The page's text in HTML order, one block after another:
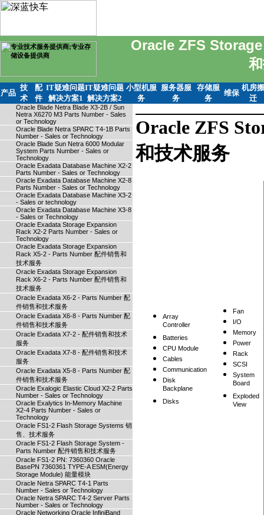
Oracle ZFS
产品
技
术
配
件
IT疑难问题
解决方案1
IT疑难问题
解决方案2
小型机服
务
服务器服
务
存储服
务
维保
机房搬
迁
Oracle Blade Netra Blade X3-2B / Sun
Netra X6270 M3 Parts Number - Sales
or Technology
Oracle Blade Netra SPARC T4-1B Parts
Number - Sales or Technology
Oracle Blade Sun Netra 6000 Modular
System Parts Number - Sales or
Technology
Oracle Exadata Database Machine X2-2
Parts Number - Sales or Technology
Oracle Exadata Database Machine X2-8
Parts Number - Sales or Technology
Oracle Exadata Database Machine X3-2
- Sales or technology
Oracle Exadata Database Machine X3-8
- Sales or Technology
Oracle Exadata Storage Expansion
Rack X2-2 Parts Number - Sales or
Technology
Oracle Exadata Storage Expansion
Rack X5-2 - Parts Number 配件销售和
技术服务
Oracle Exadata Storage Expansion
Rack X6-2 - Parts Number 配件销售和
技术服务
Oracle Exadata X6-2 - Parts Number 配
件销售和技术服务
Oracle Exadata X6-8 - Parts Number 配
件销售和技术服务
Oracle Exadata X7-2 - 配件销售和技术
服务
Oracle Exadata X7-8 - 配件销售和技术
服务
Oracle Exadata X5-8 - Parts Number 配
件销售和技术服务
Oracle Exalogic Elastic Cloud X2-2 Parts
Number - Sales or Technology
Oracle Exalytics In-Memory Machine
X2-4 Parts Number - Sales or
Technology
Oracle FS1-2 Flash Storage Systems 销
售、技术服务
Oracle FS1-2 Flash Storage System -
Parts Number 配件销售和技术服务
Oracle FS1-2 PN: 7360360 Oracle
BasePN 7360361 TYPE-A ESM(Energy
Storage Module) 能量模块
Oracle Netra SPARC T4-1 Parts
Number - Sales or Technology
Oracle Netra SPARC T4-2 Server Parts
Number - Sales or Technology
Oracle Networking Oracle InfiniBand
Oracle ZFS
和技术服务
Array
Controller
Batteries
CPU Module
Cables
Communication
Disk
Backplane
Disks
Fan
I/O
Memory
Power
Rack
SCSI
System
Board
Exploded
View